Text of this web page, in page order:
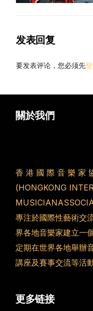
发表回复
要发表评论，您必须先
關於我們
香 港 國 際 音 樂 家
(HONGKONG
專注於國際性藝術交
界各地音樂家建立一
定期在世界各地舉辦
講座及賽事交流等活動
更多链接